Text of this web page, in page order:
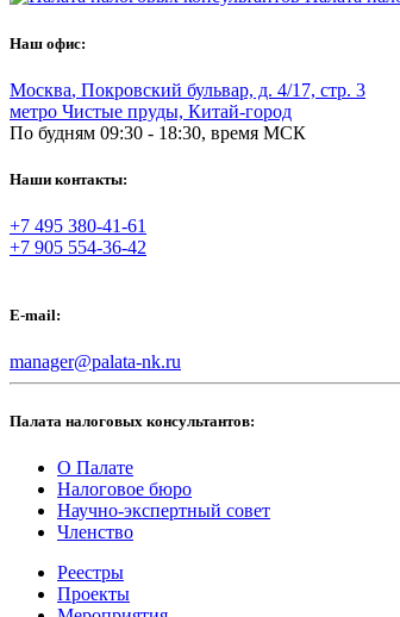
Наш офис:
Москва, Покровский бульвар, д. 4/17, стр. 3
метро Чистые пруды, Китай-город
По будням 09:30 - 18:30, время МСК
Наши контакты:
+7 495 380-41-61
+7 905 554-36-42
E-mail:
manager@palata-nk.ru
Палата налоговых консультантов:
О Палате
Налоговое бюро
Научно-экспертный совет
Членство
Реестры
Проекты